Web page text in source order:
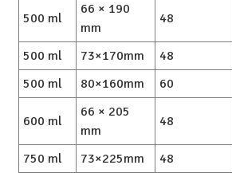
500 ml
66 × 190
mm
48
500 ml 73×170mm 48
500 ml
80×160mm 60
600 ml
66 × 205
mm
48
750 ml 73×225mm 48